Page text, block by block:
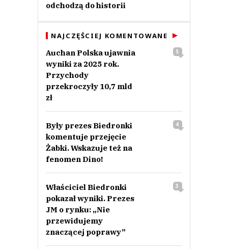
odchodzą do historii
NAJCZĘŚCIEJ KOMENTOWANE
Auchan Polska ujawnia
wyniki za 2025 rok.
Przychody
przekroczyły 10,7 mld
zł
5
Były prezes Biedronki
komentuje przejęcie
Żabki. Wskazuje też na
fenomen Dino!
4
Właściciel Biedronki
pokazał wyniki. Prezes
JM o rynku: „Nie
przewidujemy
znaczącej poprawy”
3